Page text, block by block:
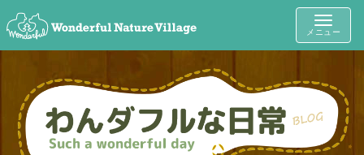
Toggle
メニュー